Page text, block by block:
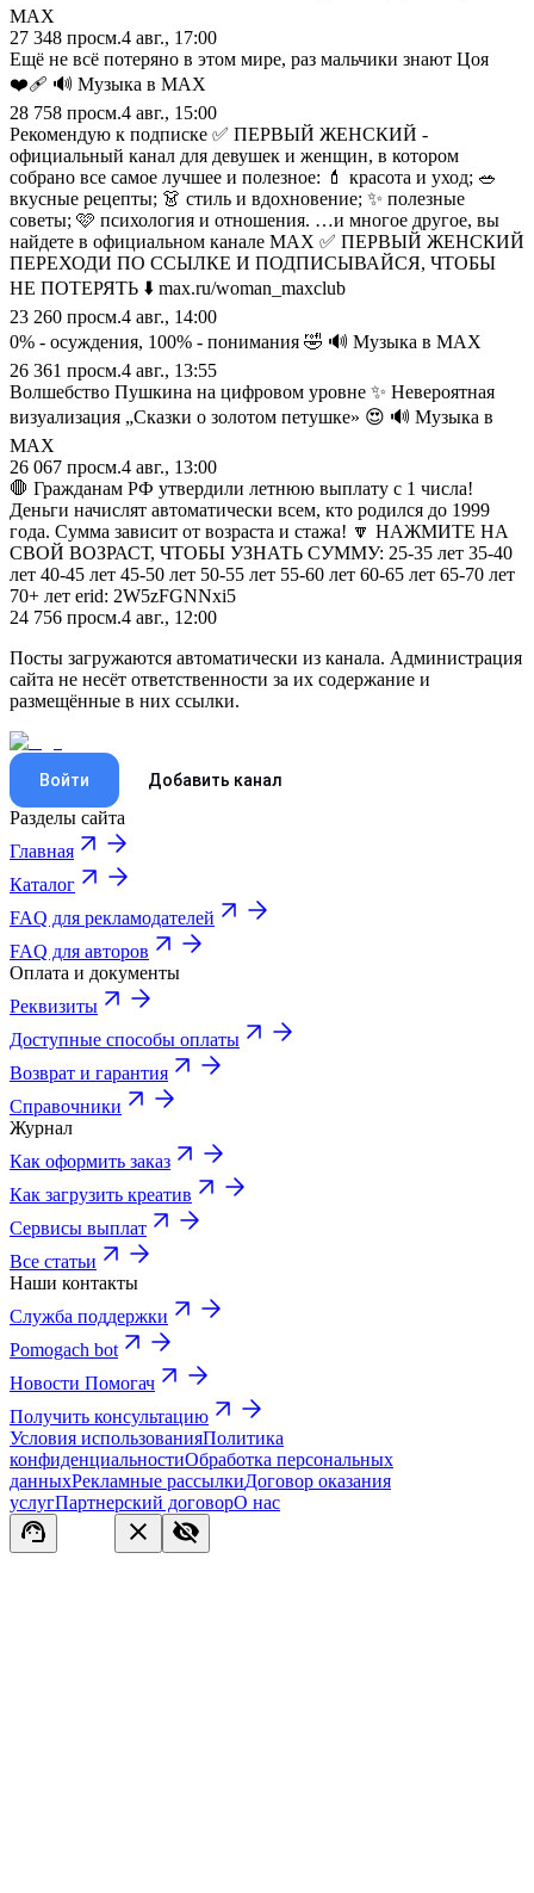
МАХ
27 348 просм.4 авг., 17:00
Ещё не всё потеряно в этом мире, раз мальчики знают Цоя
❤️‍🩹 🔊 Музыка в МАХ
28 758 просм.4 авг., 15:00
Рекомендую к подписке ✅ ПЕРВЫЙ ЖЕНСКИЙ -
официальный канал для девушек и женщин, в котором
собрано все самое лучшее и полезное: 💄 красота и уход; 🥗
вкусные рецепты; 👗 стиль и вдохновение; ✨ полезные
советы; 🩷 психология и отношения. …и многое другое, вы
найдете в официальном канале МАХ ✅ ПЕРВЫЙ ЖЕНСКИЙ
ПЕРЕХОДИ ПО ССЫЛКЕ И ПОДПИСЫВАЙСЯ, ЧТОБЫ
НЕ ПОТЕРЯТЬ ⬇️ max.ru/woman_maxclub
23 260 просм.4 авг., 14:00
0% - осуждения, 100% - понимания 🤣 🔊 Музыка в МАХ
26 361 просм.4 авг., 13:55
Волшебство Пушкина на цифровом уровне ✨ Невероятная
визуализация „Сказки о золотом петушке» 😍 🔊 Музыка в
МАХ
26 067 просм.4 авг., 13:00
🛑 Гражданам РФ утвердили летнюю выплату с 1 числа!
Деньги начислят автоматически всем, кто родился до 1999
года. Сумма зависит от возраста и стажа! 🔽 НАЖМИТЕ НА
СВОЙ ВОЗРАСТ, ЧТОБЫ УЗНАТЬ СУММУ: 25-35 лет 35-40
лет 40-45 лет 45-50 лет 50-55 лет 55-60 лет 60-65 лет 65-70 лет
70+ лет erid: 2W5zFGNNxi5
24 756 просм.4 авг., 12:00
Посты загружаются автоматически из канала. Администрация
сайта не несёт ответственности за их содержание и
размещённые в них ссылки.
Войти Добавить канал
Разделы сайта
Главная
Каталог
FAQ для рекламодателей
FAQ для авторов
Оплата и документы
Реквизиты
Доступные способы оплаты
Возврат и гарантия
Справочники
Журнал
Как оформить заказ
Как загрузить креатив
Сервисы выплат
Все статьи
Наши контакты
Служба поддержки
Pomogach bot
Новости Помогач
Получить консультацию
Условия использованияПолитика
конфиденциальностиОбработка персональных
данныхРекламные рассылкиДоговор оказания
услугПартнерский договорО нас